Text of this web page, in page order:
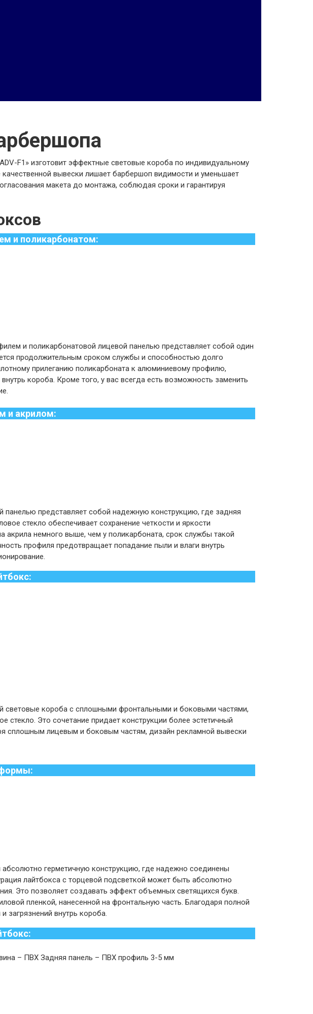
F1» изготовит эффектные световые короба по индивидуальному
вывески лишает барбершоп видимости и уменьшает
макета до монтажа, соблюдая сроки и гарантируя
и поликарбонатом:
и поликарбонатовой лицевой панелью представляет собой один
продолжительным сроком службы и способностью долго
прилеганию поликарбоната к алюминиевому профилю,
короба. Кроме того, у вас всегда есть возможность заменить
и акрилом:
представляет собой надежную конструкцию, где задняя
стекло обеспечивает сохранение четкости и яркости
акрила немного выше, чем у поликарбоната, срок службы такой
профиля предотвращает попадание пыли и влаги внутрь
световые короба с сплошными фронтальными и боковыми частями,
стекло. Это сочетание придает конструкции более эстетичный
сплошным лицевым и боковым частям, дизайн рекламной вывески
герметичную конструкцию, где надежно соединены
лайтбокса с торцевой подсветкой может быть абсолютно
Это позволяет создавать эффект объемных светящихся букв.
пленкой, нанесенной на фронтальную часть. Благодаря полной
загрязнений внутрь короба.
– ПВХ Задняя панель – ПВХ профиль 3-5 мм